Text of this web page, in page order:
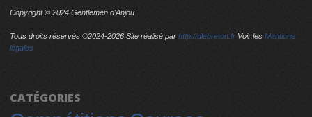
Copyright © 2024 Gentlemen d'Anjou
Tous droits réservés ©2024-2026 Site réalisé par http://dlebreton.fr Voir les Mentions
légales
CATÉGORIES